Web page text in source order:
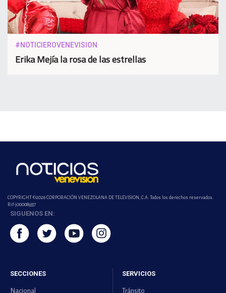
#NOTICIEROVENEVISION
Erika Mejía la rosa de las estrellas
COPYRIGHT ©2026 CORPORACIÓN VENEZOLANA DE TELEVISION, C.A. Todos los derechos reservados.
Rif-j000089337
SIGUENOS EN:
SECCIONES
Nacional
SERVICIOS
Tránsito